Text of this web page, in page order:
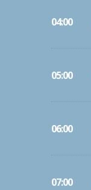
04:00
05:00
06:00
07:00